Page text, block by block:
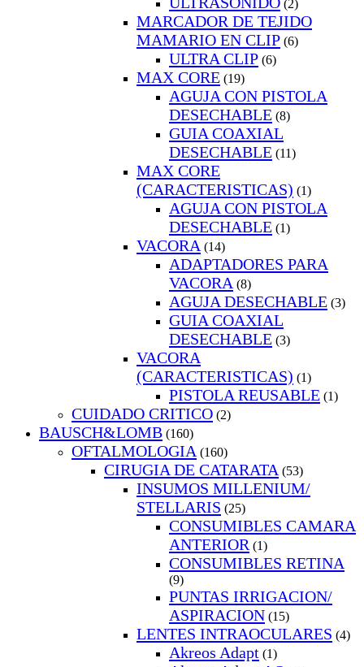
(2)
MARCADOR DE TEJIDO
MAMARIO EN CLIP (6)
ULTRA CLIP (6)
MAX CORE (19)
AGUJA CON PISTOLA
DESECHABLE (8)
GUIA COAXIAL
DESECHABLE (11)
MAX CORE
(CARACTERISTICAS) (1)
AGUJA CON PISTOLA
DESECHABLE (1)
VACORA (14)
ADAPTADORES PARA
VACORA (8)
AGUJA DESECHABLE (3)
GUIA COAXIAL
DESECHABLE (3)
VACORA
(CARACTERISTICAS) (1)
PISTOLA REUSABLE (1)
CUIDADO CRITICO (2)
BAUSCH&LOMB (160)
OFTALMOLOGIA (160)
CIRUGIA DE CATARATA (53)
INSUMOS MILLENIUM/
STELLARIS (25)
CONSUMIBLES CAMARA
ANTERIOR (1)
CONSUMIBLES RETINA
(9)
PUNTAS IRRIGACION/
ASPIRACION (15)
LENTES INTRAOCULARES (4)
Akreos Adapt (1)